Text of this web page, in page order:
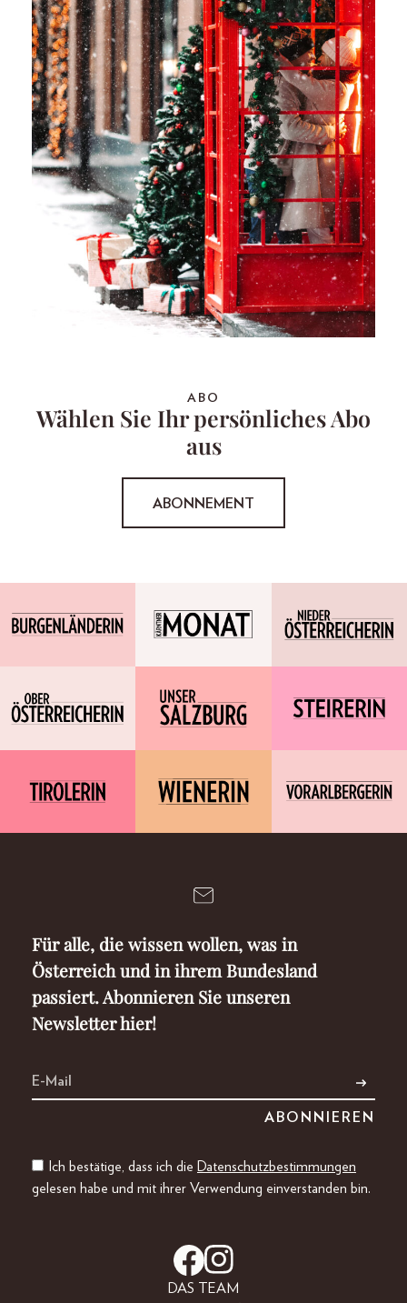
ABO
Wählen Sie Ihr persönliches Abo
aus
ABONNEMENT
Für alle, die wissen wollen, was in
Österreich und in ihrem Bundesland
passiert. Abonnieren Sie unseren
Newsletter hier!
Ich bestätige, dass ich die Datenschutzbestimmungen
gelesen habe und mit ihrer Verwendung einverstanden bin.
DAS TEAM